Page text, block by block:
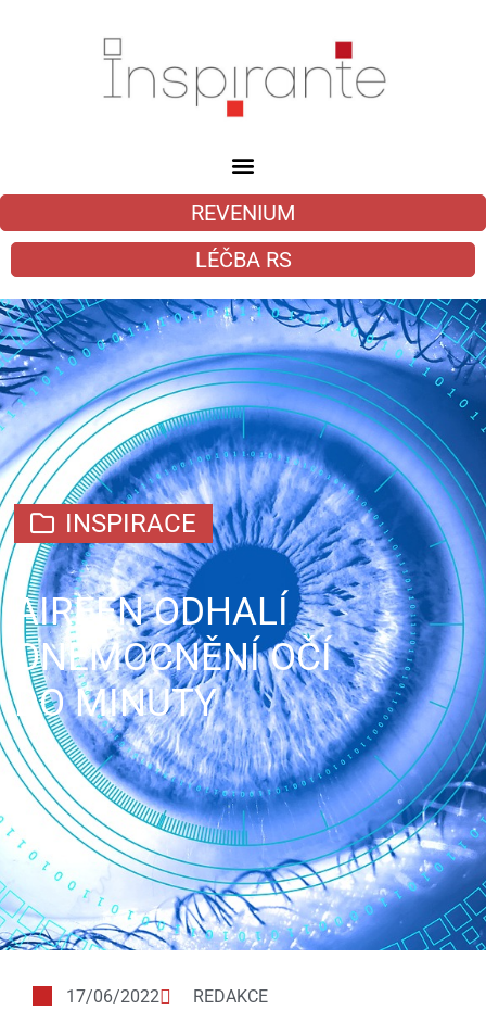
REVENIUM
LÉČBA RS
INSPIRACE
AIREEN ODHALÍ
ONEMOCNĚNÍ OČÍ
DO MINUTY
17/06/2022 REDAKCE